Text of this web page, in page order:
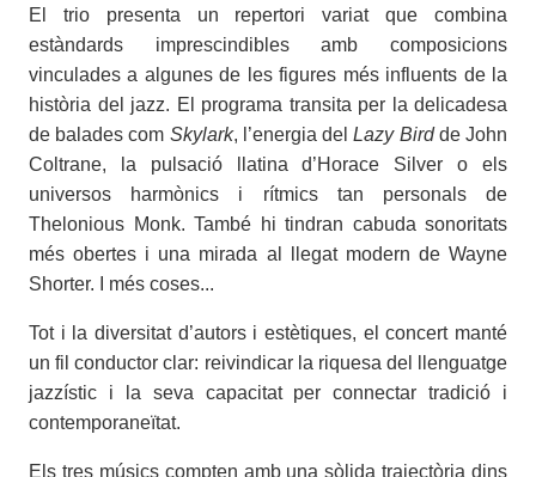
El trio presenta un repertori variat que combina
estàndards imprescindibles amb composicions
vinculades a algunes de les figures més influents de la
història del jazz. El programa transita per la delicadesa
de balades com Skylark, l’energia delLazy Birdde John
Coltrane, la pulsació llatina d’Horace Silver o els
universos harmònics i rítmics tan personals de
Thelonious Monk. També hi tindran cabuda sonoritats
més obertes i una mirada al llegat modern de Wayne
Shorter. I més coses...
Tot i la diversitat d’autors i estètiques, el concert manté
un fil conductor clar: reivindicar la riquesa del llenguatge
jazzístic i la seva capacitat per connectar tradició i
contemporaneïtat.
Els tres músics compten amb una sòlida trajectòria dins